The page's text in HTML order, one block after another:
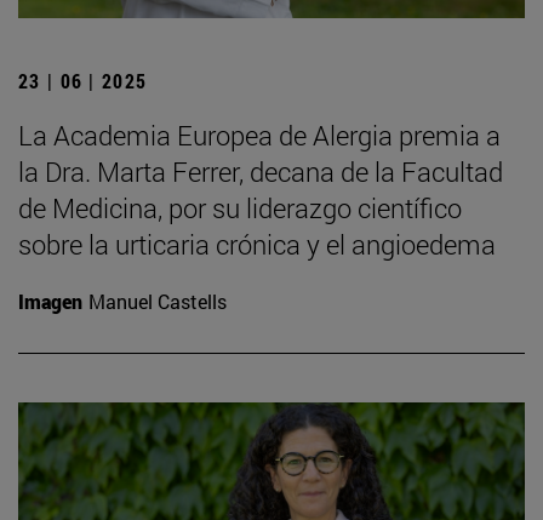
23 | 06 | 2025
La Academia Europea de Alergia premia a
la Dra. Marta Ferrer, decana de la Facultad
de Medicina, por su liderazgo científico
sobre la urticaria crónica y el angioedema
Imagen Manuel Castells